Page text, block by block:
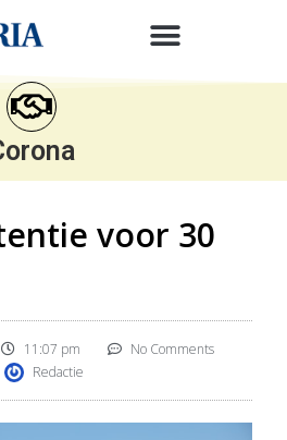
voor 30
11:07 pm
No Comments
Redactie